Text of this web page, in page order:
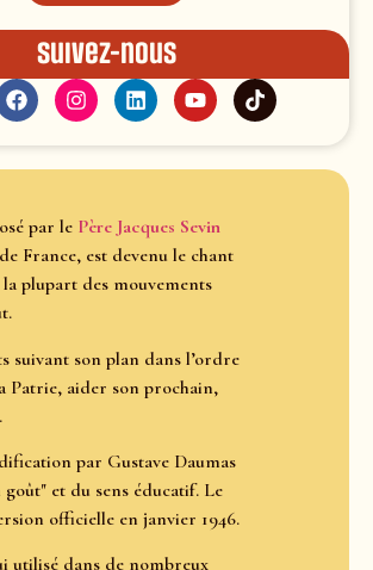
Suivez-nous
par le Père Jacques Sevin
France, est devenu le chant
plupart des mouvements
suivant son plan dans l’ordre
Patrie, aider son prochain,
par Gustave Daumas
et du sens éducatif. Le
officielle en janvier 1946.
utilisé dans de nombreux